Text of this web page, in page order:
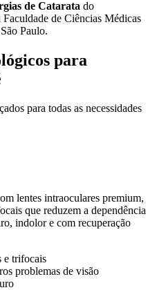
de Catarata do
de Ciências Médicas
Paulo.
para
para todas as necessidades
lentes intraoculares premium,
que reduzem a dependência
indolor e com recuperação
e trifocais
problemas de visão